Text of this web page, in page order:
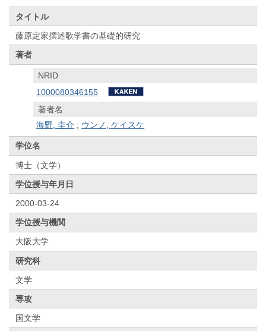
タイトル
藤原定家撰述歌学書の基礎的研究
著者
NRID
1000080346155
著者名
海野, 圭介 ; ウンノ, ケイスケ
学位名
博士（文学）
学位授与年月日
2000-03-24
学位授与機関
大阪大学
研究科
文学
専攻
国文学